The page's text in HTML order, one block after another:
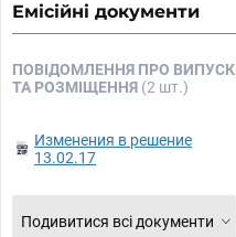
Емісійні документи
ПОВІДОМЛЕННЯ ПРО ВИПУСК
ТА РОЗМІЩЕННЯ (2 шт.)
Изменения в решение
13.02.17
Подивитися всі документи